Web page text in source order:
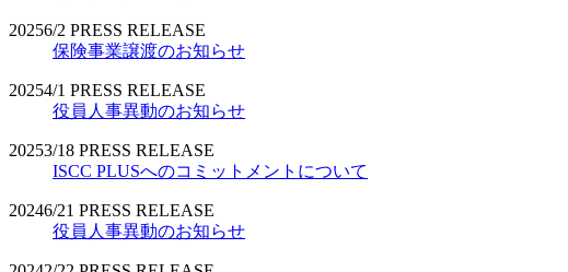
20256/2 PRESS RELEASE
保険事業譲渡のお知らせ
20254/1 PRESS RELEASE
役員人事異動のお知らせ
20253/18 PRESS RELEASE
ISCC PLUSへのコミットメントについて
20246/21 PRESS RELEASE
役員人事異動のお知らせ